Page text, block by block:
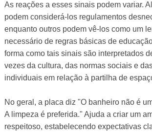
As reações a esses sinais podem variar.
podem considerá-los regulamentos
enquanto outros podem vê-los como um
necessário de regras básicas de
forma como tais sinais são interpretados
vezes da cultura, das normas sociais e
individuais em relação à partilha de
No geral, a placa diz "O banheiro não é
A limpeza é preferida." Ajuda a criar um
respeitoso, estabelecendo expectativas